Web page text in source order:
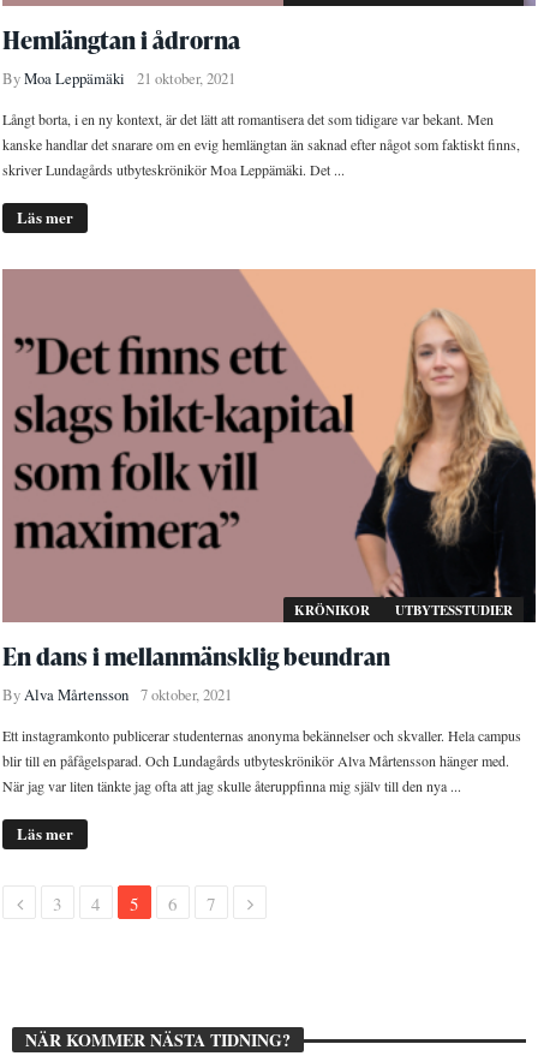
Hemlängtan i ådrorna
ByMoa Leppämäki 21 oktober, 2021
Långt borta, i en ny kontext, är det lätt att romantisera det som tidigare var bekant. Men
kanske handlar det snarare om en evig hemlängtan än saknad efter något som faktiskt finns,
skriver Lundagårds utbyteskrönikör Moa Leppämäki. Det ...
Läs mer
KRÖNIKOR UTBYTESSTUDIER
En dans i mellanmänsklig beundran
ByAlva Mårtensson 7 oktober, 2021
Ett instagramkonto publicerar studenternas anonyma bekännelser och skvaller. Hela campus
blir till en påfågelsparad. Och Lundagårds utbyteskrönikör Alva Mårtensson hänger med.
När jag var liten tänkte jag ofta att jag skulle återuppfinna mig själv till den nya ...
Läs mer
3 4 5 6 7
NÄR KOMMER NÄSTA TIDNING?